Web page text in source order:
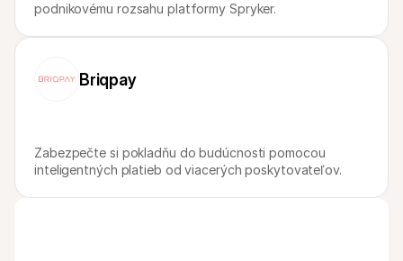
podnikovému rozsahu platformy Spryker.
Briqpay
Zabezpečte si pokladňu do budúcnosti pomocou
inteligentných platieb od viacerých poskytovateľov.